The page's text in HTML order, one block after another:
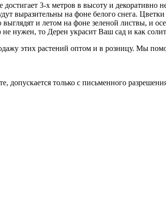
3-х метров в высоту и декоративно
выразительны на фоне белого снега.
и летом на фоне зеленой листвы, и
нужен, то Дерен украсит Ваш сад и как
этих растений оптом и в розницу. Мы
только с письменного